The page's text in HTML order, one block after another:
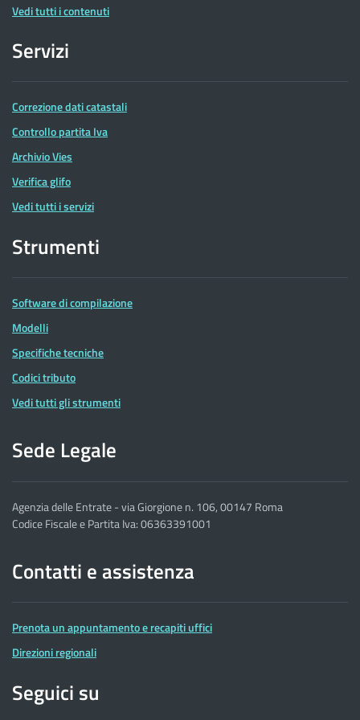
Vedi tutti i contenuti
Servizi
Correzione dati catastali
Controllo partita Iva
Archivio Vies
Verifica glifo
Vedi tutti i servizi
Strumenti
Software di compilazione
Modelli
Specifiche tecniche
Codici tributo
Vedi tutti gli strumenti
Sede Legale
Agenzia delle Entrate - via Giorgione n. 106, 00147 Roma
Codice Fiscale e Partita Iva: 06363391001
Contatti e assistenza
Prenota un appuntamento e recapiti uffici
Direzioni regionali
Seguici su